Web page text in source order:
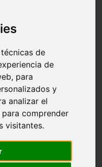
de
de
para
y
analizar el
comprender
visitantes.